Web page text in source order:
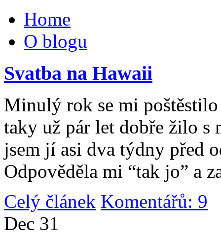
Home
O blogu
Svatba na Hawaii
Minulý rok se mi
taky už pár let dobře žilo
jsem jí asi dva týdny před
Odpověděla mi “tak jo” a
Celý článek Komentářů: 9
Dec 31